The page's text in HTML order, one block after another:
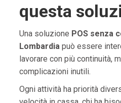
questa
Una soluzione POS senza
Lombardiapuò essere
lavorare con più continuità,
complicazioni inutili.
Ogni attività ha priorità